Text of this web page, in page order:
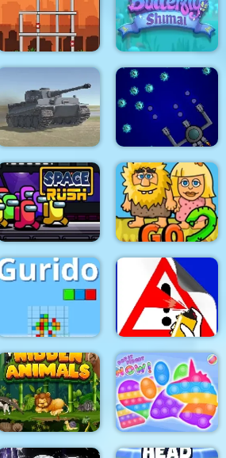
Lordz2.io Adam and Eve Go 3
Tower Boom Butterfly Shimai
World of War Tanks Space Module
Space Rush Adam and Eve Go 2
Gurido Road Painting 3D